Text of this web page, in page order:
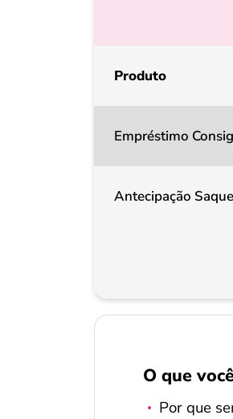
Produto
Empréstimo
Antecipação
O que
Por que